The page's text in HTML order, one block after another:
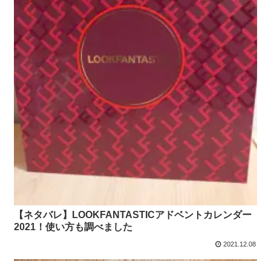
【ネタバレ】LOOKFANTASTICアドベントカレンダー
2021！使い方も調べました
2021.12.08